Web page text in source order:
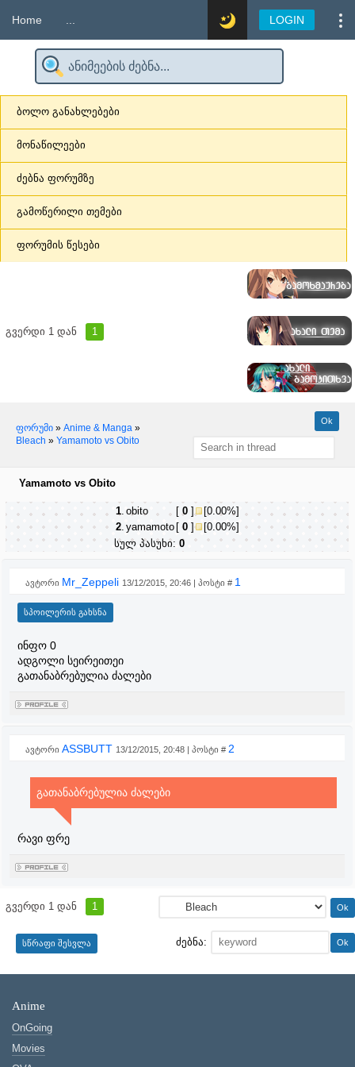
Home LOGIN
ბოლო განახლებები
მონაწილეები
ძებნა ფორუმზე
გამოწერილი თემები
ფორუმის წესები
გვერდი 1 დან 1
ფორუმი » Anime & Manga »
Bleach » Yamamoto vs Obito
Yamamoto vs Obito
1. obito [0]
[0.00%]
2. yamamoto [0]
[0.00%]
სულ პასუხი: 0
ავტორი Mr_Zeppeli 13/12/2015, 20:46 | პოსტი # 1
ინფო 0
ადგოლი სეირეითეი
გათანაბრებულია ძალები
ავტორი ASSBUTT 13/12/2015, 20:48 | პოსტი # 2
გათანაბრებულია ძალები
რავი ფრე
გვერდი 1 დან 1
ძებნა:
Anime
OnGoing
Movies